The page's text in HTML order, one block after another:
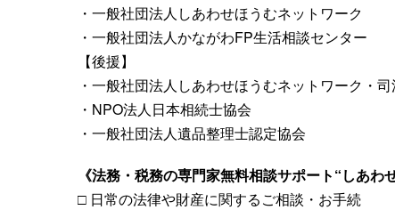
・一般社団法人しあわせほうむネットワーク
・一般社団法人かながわFP生活相談センター
【後援】
・一般社団法人しあわせほうむネットワーク・
・NPO法人日本相続士協会
・一般社団法人遺品整理士認定協会
《法務・税務の専門家無料相談サポート“しあわ
□ 日常の法律や財産に関するご相談・お手続